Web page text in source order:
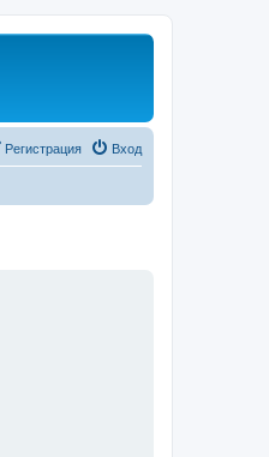
Вход
Регистрация